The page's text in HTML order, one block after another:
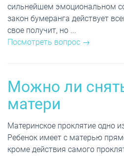
сильнейшем эмоциональном
закон бумеранга действует
свое получит, но ...
Посмотреть вопрос →
Можно ли
матери
Материнское проклятие одно
Ребенок имеет с матерью
кроме действия самого